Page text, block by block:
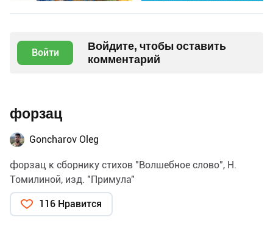
Войти
Войдите, чтобы оставить
комментарий
форзац
Goncharov Oleg
форзац к сборнику стихов "Волшебное слово", Н.
Томилиной, изд. "Примула"
116 Нравится